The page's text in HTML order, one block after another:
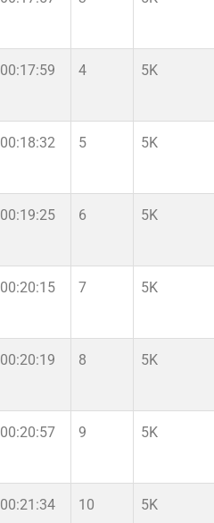
00:17:59 4 5K
00:18:32 5 5K
00:19:25 6 5K
00:20:15 7 5K
00:20:19 8 5K
00:20:57 9 5K
00:21:34 10 5K